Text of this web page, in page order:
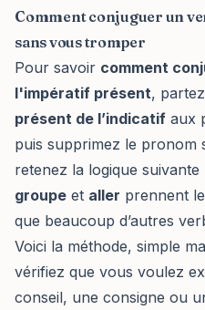
Comment conjuguer un
sans vous tromper
Pour savoir comment
l'impératif présent,
présent de l’indicatif aux
puis supprimez le pronom
retenez la logique suivante
groupe et aller prennent
que beaucoup d’autres
Voici la méthode, simple
vérifiez que vous voulez
conseil, une consigne ou